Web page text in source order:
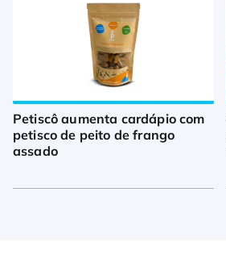
Petiscô aumenta cardápio com
petisco de peito de frango
assado